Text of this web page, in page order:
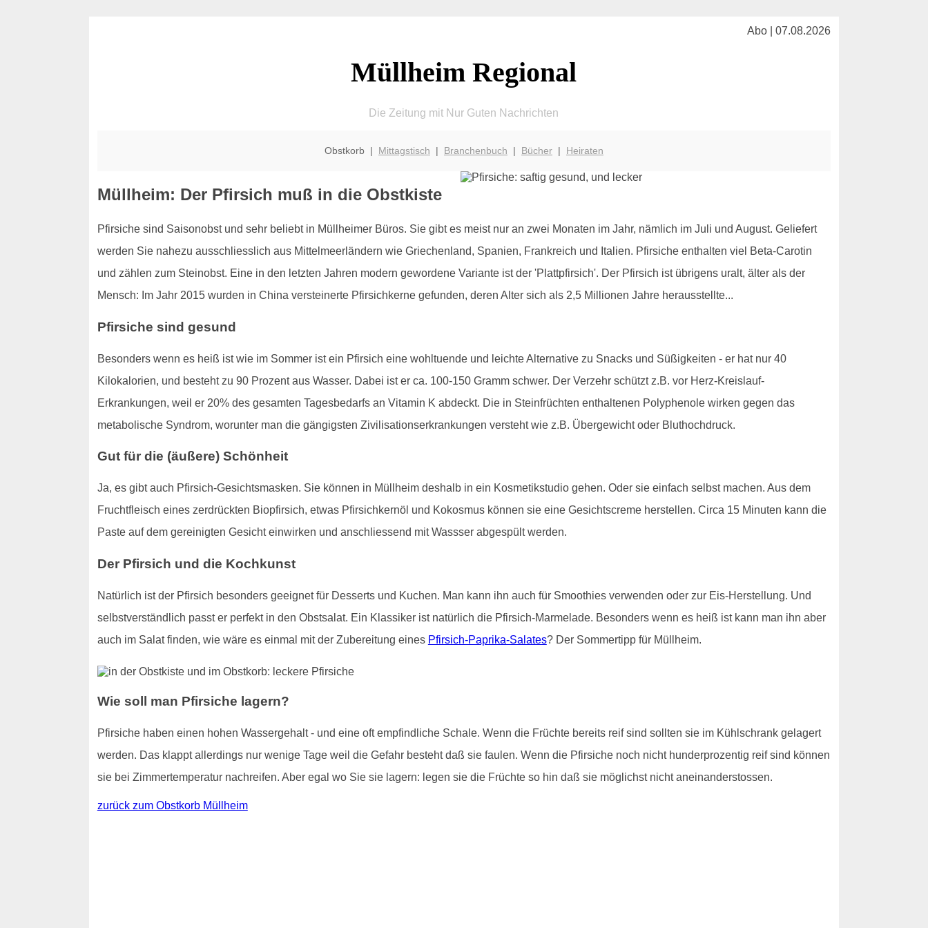
Abo | 07.08.2026
Müllheim Regional
Die Zeitung mit Nur Guten Nachrichten
Obstkorb | Mittagstisch | Branchenbuch | Bücher| Heiraten
Müllheim: Der Pfirsich muß in die Obstkiste
Pfirsiche sind Saisonobst und sehr beliebt in Müllheimer Büros. Sie gibt es meist nur an zwei Monaten im Jahr, nämlich im Juli und August. Geliefert
werden Sie nahezu ausschliesslich aus Mittelmeerländern wie Griechenland, Spanien, Frankreich und Italien. Pfirsiche enthalten viel Beta-Carotin
und zählen zum Steinobst. Eine in den letzten Jahren modern gewordene Variante ist der 'Plattpfirsich'. Der Pfirsich ist übrigens uralt, älter als der
Mensch: Im Jahr 2015 wurden in China versteinerte Pfirsichkerne gefunden, deren Alter sich als 2,5 Millionen Jahre herausstellte...
Pfirsiche sind gesund
Besonders wenn es heiß ist wie im Sommer ist ein Pfirsich eine wohltuende und leichte Alternative zu Snacks und Süßigkeiten - er hat nur 40
Kilokalorien, und besteht zu 90 Prozent aus Wasser. Dabei ist er ca. 100-150 Gramm schwer. Der Verzehr schützt z.B. vor Herz-Kreislauf-
Erkrankungen, weil er 20% des gesamten Tagesbedarfs an Vitamin K abdeckt. Die in Steinfrüchten enthaltenen Polyphenole wirken gegen das
metabolische Syndrom, worunter man die gängigsten Zivilisationserkrankungen versteht wie z.B. Übergewicht oder Bluthochdruck.
Gut für die (äußere) Schönheit
Ja, es gibt auch Pfirsich-Gesichtsmasken. Sie können in Müllheim deshalb in ein Kosmetikstudio gehen. Oder sie einfach selbst machen. Aus dem
Fruchtfleisch eines zerdrückten Biopfirsich, etwas Pfirsichkernöl und Kokosmus können sie eine Gesichtscreme herstellen. Circa 15 Minuten kann die
Paste auf dem gereinigten Gesicht einwirken und anschliessend mit Wassser abgespült werden.
Der Pfirsich und die Kochkunst
Natürlich ist der Pfirsich besonders geeignet für Desserts und Kuchen. Man kann ihn auch für Smoothies verwenden oder zur Eis-Herstellung. Und
selbstverständlich passt er perfekt in den Obstsalat. Ein Klassiker ist natürlich die Pfirsich-Marmelade. Besonders wenn es heiß ist kann man ihn aber
auch im Salat finden, wie wäre es einmal mit der Zubereitung eines Pfirsich-Paprika-Salates? Der Sommertipp für Müllheim.
Wie soll man Pfirsiche lagern?
Pfirsiche haben einen hohen Wassergehalt - und eine oft empfindliche Schale. Wenn die Früchte bereits reif sind sollten sie im Kühlschrank gelagert
werden. Das klappt allerdings nur wenige Tage weil die Gefahr besteht daß sie faulen. Wenn die Pfirsiche noch nicht hunderprozentig reif sind können
sie bei Zimmertemperatur nachreifen. Aber egal wo Sie sie lagern: legen sie die Früchte so hin daß sie möglichst nicht aneinanderstossen.
zurück zum Obstkorb Müllheim